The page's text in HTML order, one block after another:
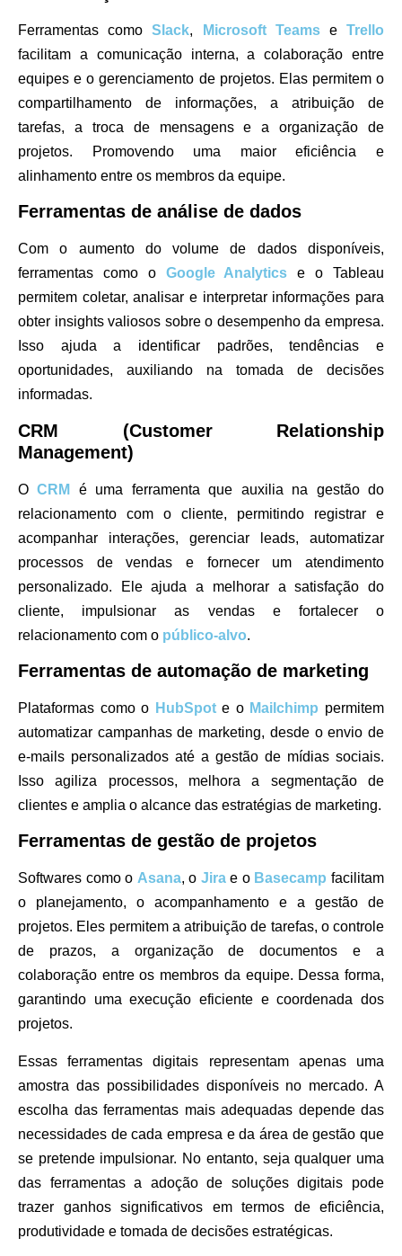
Ferramentas comoSlack, Microsoft TeamseTrello
facilitam a comunicação interna, a colaboração entre
equipes e o gerenciamento de projetos. Elas permitem o
compartilhamento de informações, a atribuição de
tarefas, a troca de mensagens e a organização de
projetos. Promovendo uma maior eficiência e
alinhamento entre os membros da equipe.
Ferramentas de análise de dados
Com o aumento do volume de dados disponíveis,
ferramentas como o Google Analytics e o Tableau
permitem coletar, analisar e interpretar informações para
obter insights valiosos sobre o desempenho da empresa.
Isso ajuda a identificar padrões, tendências e
oportunidades, auxiliando na tomada de decisões
informadas.
CRM (Customer Relationship
Management)
OCRM
é uma ferramenta que auxilia na gestão do
relacionamento com o cliente, permitindo registrar e
acompanhar interações, gerenciar leads, automatizar
processos de vendas e fornecer um atendimento
personalizado. Ele ajuda a melhorar a satisfação do
cliente, impulsionar as vendas e fortalecer o
relacionamento com o público-alvo.
Ferramentas de automação de marketing
Plataformas como o HubSpote o Mailchimp permitem
automatizar campanhas de marketing, desde o envio de
e-mails personalizados até a gestão de mídias sociais.
Isso agiliza processos, melhora a segmentação de
clientes e amplia o alcance das estratégias de marketing.
Ferramentas de gestão de projetos
Softwares como o Asana, o Jirae o Basecamp facilitam
o planejamento, o acompanhamento e a gestão de
projetos. Eles permitem a atribuição de tarefas, o controle
de prazos, a organização de documentos e a
colaboração entre os membros da equipe. Dessa forma,
garantindo uma execução eficiente e coordenada dos
projetos.
Essas ferramentas digitais representam apenas uma
amostra das possibilidades disponíveis no mercado. A
escolha das ferramentas mais adequadas depende das
necessidades de cada empresa e da área de gestão que
se pretende impulsionar. No entanto, seja qualquer uma
das ferramentas a adoção de soluções digitais pode
trazer ganhos significativos em termos de eficiência,
produtividade e tomada de decisões estratégicas.